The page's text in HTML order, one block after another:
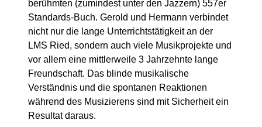
berühmten (zumindest unter den Jazzern) 557er
Standards-Buch. Gerold und Hermann verbindet
nicht nur die lange Unterrichtstätigkeit an der
LMS Ried, sondern auch viele Musikprojekte und
vor allem eine mittlerweile 3 Jahrzehnte lange
Freundschaft. Das blinde musikalische
Verständnis und die spontanen Reaktionen
während des Musizierens sind mit Sicherheit ein
Resultat daraus.